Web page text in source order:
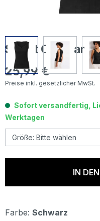
Street One
Regulärer Preis:
25,99 €
Preise inkl. gesetzlicher MwSt.
Sofort versandfertig,
Werktagen
IN
Farbe: Schwarz